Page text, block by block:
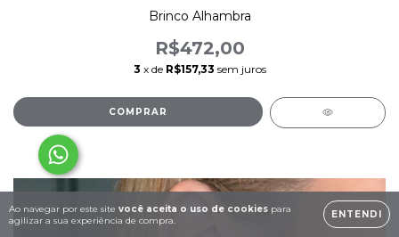
Ao navegar por este site você aceita o uso de cookies para
agilizar a sua experiência de compra.
ENTENDI
Brinco Alhambra
R$472,00
3 x de R$157,33 sem juros
COMPRAR